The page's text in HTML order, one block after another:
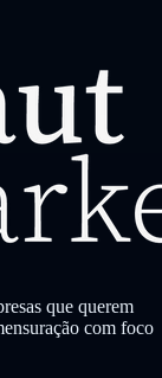
que querem
com foco